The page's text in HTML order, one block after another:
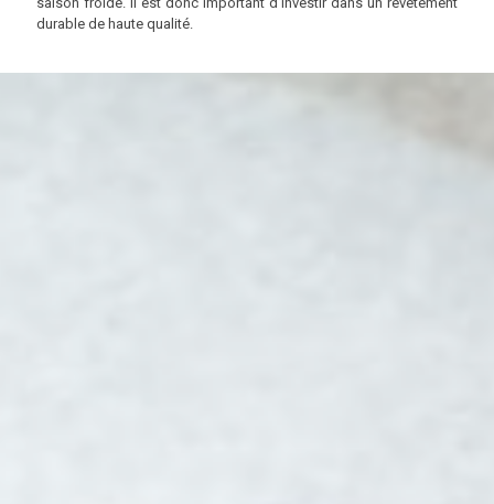
durable de haute qualité.